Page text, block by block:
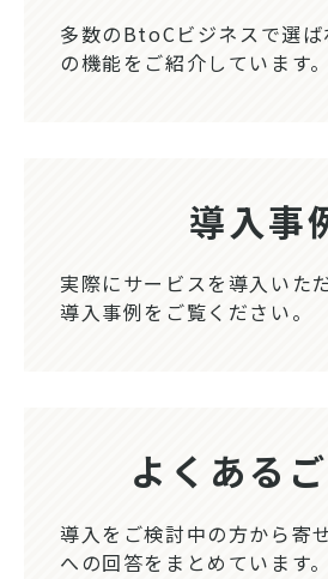
多数のBtoCビジネスで選
の機能をご紹介しています。
導入事
実際にサービスを導入いた
導入事例をご覧ください。
よくある
導入をご検討中の方から寄
への回答をまとめています。